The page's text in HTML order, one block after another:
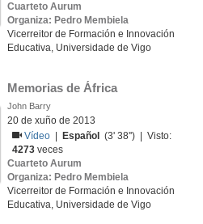
Cuarteto Aurum
Organiza: Pedro Membiela
Vicerreitor de Formación e Innovación
Educativa, Universidade de Vigo
Memorias de África
John Barry
20 de xuño de 2013
Vídeo
Español
(3' 38'') | Visto:
4273 veces
Cuarteto Aurum
Organiza: Pedro Membiela
Vicerreitor de Formación e Innovación
Educativa, Universidade de Vigo